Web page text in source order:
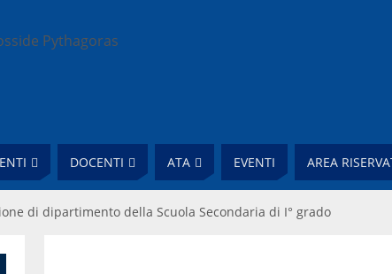
DOCENTI ATA EVENTI AREA
di dipartimento della Scuola Secondaria di I° grado